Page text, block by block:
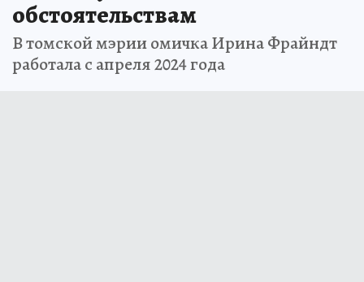
обстоятельствам
В томской мэрии омичка Ирина Фрайндт
работала с апреля 2024 года